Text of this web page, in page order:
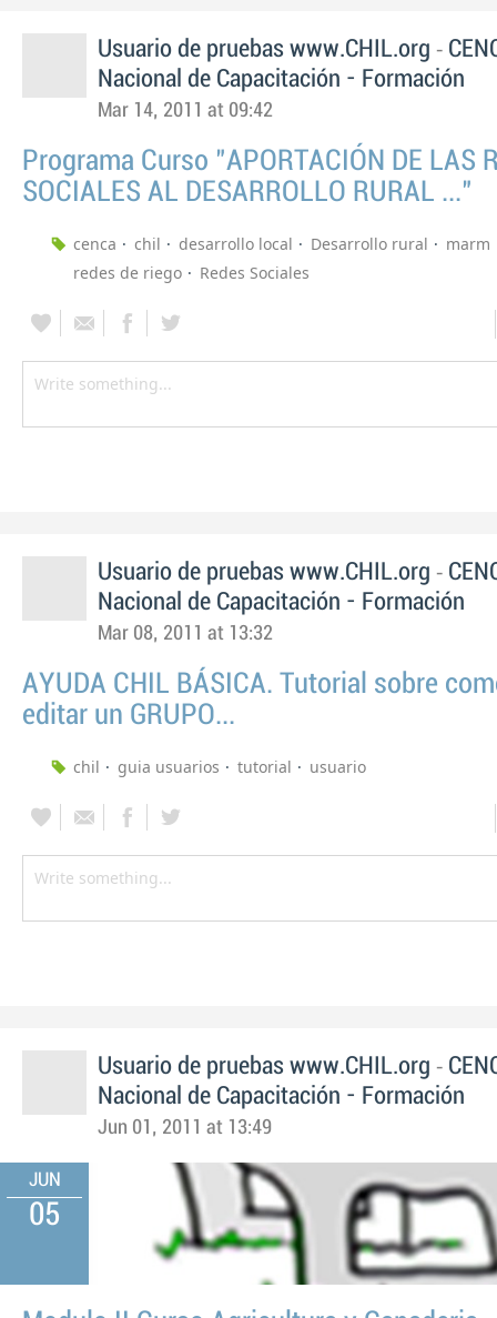
Usuario de pruebas www.CHIL.org -
Nacional de Capacitación - Formación
Mar 14, 2011 at 09:42
Programa Curso "APORTACIÓN DE LAS
SOCIALES AL DESARROLLO RURAL ..."
cenca chil desarrollo local Desarrollo rural
marm
redes de riego
Redes Sociales
Usuario de pruebas www.CHIL.org -
Nacional de Capacitación - Formación
Mar 08, 2011 at 13:32
AYUDA CHIL BÁSICA. Tutorial sobre
editar un GRUPO...
chil guia usuarios tutorial usuario
Usuario de pruebas www.CHIL.org -
Nacional de Capacitación - Formación
Jun 01, 2011 at 13:49
JUN
05